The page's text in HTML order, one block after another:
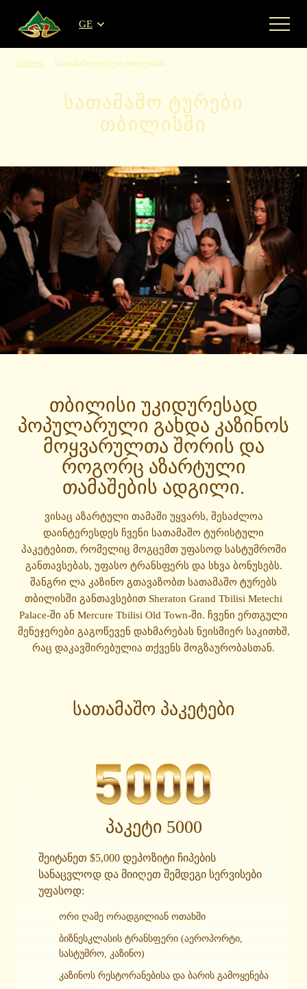
GE
სახლი სათამაშო ტურები თბილისში
ᲡᲐᲗᲐᲛᲐᲨᲝ ᲢᲣᲠᲔᲑᲘ
ᲗᲑᲘᲚᲘᲡᲨᲘ
თბილისი უკიდურესად
პოპულარული გახდა კაზინოს
მოყვარულთა შორის და
როგორც აზარტული
თამაშების ადგილი.
ვისაც აზარტული თამაში უყვარს, შესაძლოა
დაინტერესდეს ჩვენი სათამაშო ტურისტული
პაკეტებით, რომელიც მოგცემთ უფასოდ სასტუმროში
განთავსებას, უფასო ტრანსფერს და სხვა ბონუსებს.
შანგრი ლა კაზინო გთავაზობთ სათამაშო ტურებს
თბილისში განთავსებით Sheraton Grand Tbilisi Metechi
Palace-ში ან Mercure Tbilisi Old Town-ში. ჩვენი ერთგული
მენეჯერები გაგოწევენ დახმარებას ნეისმიერ საკითხშ,
რაც დაკავშირებულია თქვენს მოგზაურობასთან.
სათამაშო პაკეტები
პაკეტი 5000
შეიტანეთ $5,000 დეპოზიტი ჩიპების
სანაცვლოდ და მიიღეთ შემდეგი სერვისები
უფასოდ:
ორი ღამე ორადგილიან ოთახში
ბიზნესკლასის ტრანსფერი (აეროპორტი,
სასტუმრო, კაზინო)
კაზინოს რესტორანებისა და ბარის გამოყენება